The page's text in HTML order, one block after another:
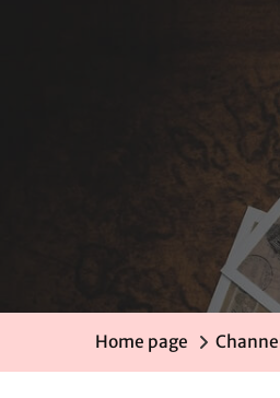
Home page